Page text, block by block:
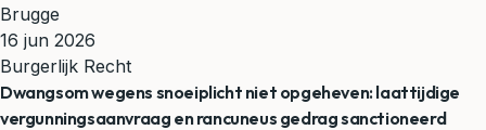
Brugge
16 jun 2026
Burgerlijk Recht
Dwangsom wegens snoeiplicht niet opgeheven: laattijdige
vergunningsaanvraag en rancuneus gedrag sanctioneerd